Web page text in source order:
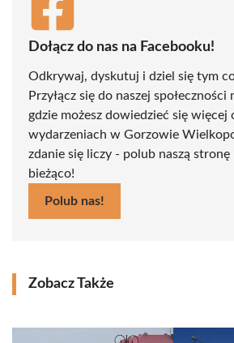
Dołącz do nas na Facebooku!
Odkrywaj, dyskutuj i dziel się tym
Przyłącz się do naszej społeczności
gdzie możesz dowiedzieć się więcej
wydarzeniach w Gorzowie
zdanie się liczy - polub naszą stronę
bieżąco!
Polub nas!
Zobacz Także